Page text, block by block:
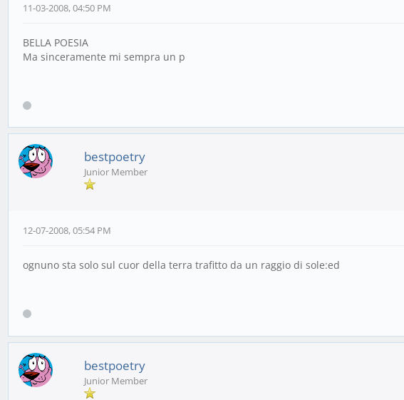
11-03-2008, 04:50 PM
BELLA POESIA
Ma sinceramente mi sempra un p
bestpoetry
Junior Member
12-07-2008, 05:54 PM
ognuno sta solo sul cuor della terra trafitto da un raggio di sole:ed
bestpoetry
Junior Member